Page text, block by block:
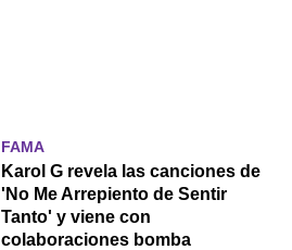
FAMA
Karol G revela las canciones de
'No Me Arrepiento de Sentir
Tanto' y viene con
colaboraciones bomba